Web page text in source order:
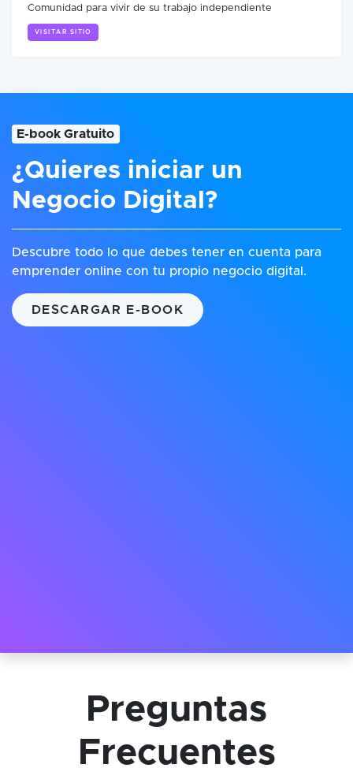
Comunidad para vivir de su trabajo independiente
VISITAR SITIO
E-book Gratuito
¿Quieres iniciar un
Negocio Digital?
Descubre todo lo que debes tener en cuenta para
emprender online con tu propio negocio digital.
DESCARGAR E-BOOK
Preguntas
Frecuentes